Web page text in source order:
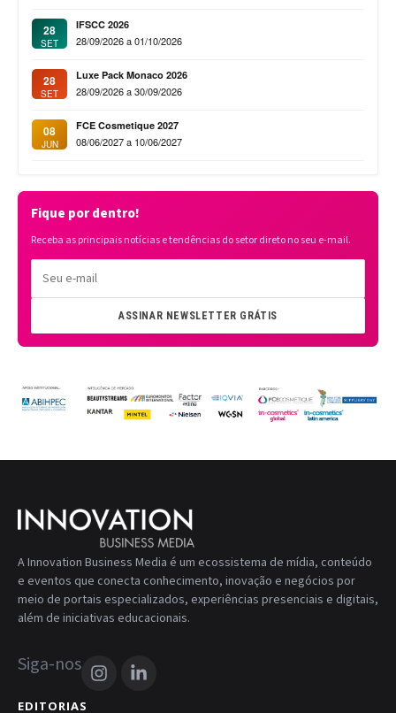
28
SET
IFSCC 2026
28/09/2026 a 01/10/2026
28
SET
Luxe Pack Monaco 2026
28/09/2026 a 30/09/2026
08
JUN
FCE Cosmetique 2027
08/06/2027 a 10/06/2027
Fique por dentro!
Receba as principais notícias e tendências do setor direto no seu e-mail.
ASSINAR NEWSLETTER GRÁTIS
A Innovation Business Media é um ecossistema de mídia, conteúdo
e eventos que conecta conhecimento, inovação e negócios por
meio de portais especializados, experiências presenciais e digitais,
além de iniciativas educacionais.
Siga-nos
EDITORIAS